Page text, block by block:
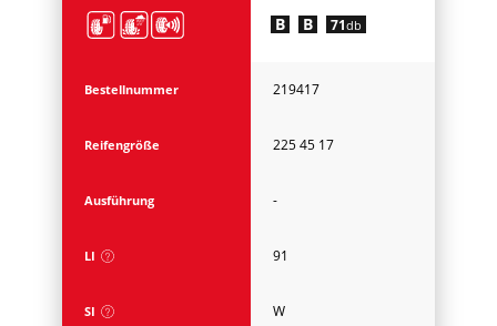
B B 71db
Bestellnummer 219417
Reifengröße 225 45 17
Ausführung -
LI 91
SI W